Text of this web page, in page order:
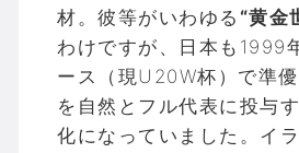
材。彼等がいわゆる “黄金
わけですが、日本も1999
ース（現U20W杯）で準
を自然とフル代表に投与
化になっていました。イ